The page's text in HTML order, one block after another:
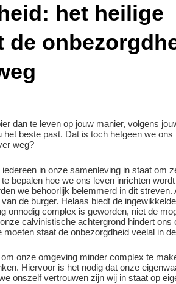
het heilige
de
dan te leven op jouw manier, volgens
het beste past. Dat is toch hetgeen we
weg?
in onze samenleving in staat om
bepalen hoe we ons leven inrichten
we behoorlijk belemmerd in dit
de burger. Helaas biedt de
onnodig complex is geworden, niet de
calvinistische achtergrond hindert ons
moeten staat de onbezorgdheid veelal in
onze omgeving minder complex te
Hiervoor is het nodig dat onze
onszelf vertrouwen zijn wij in staat op